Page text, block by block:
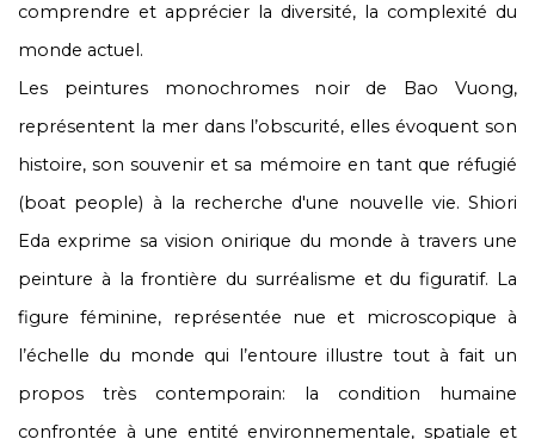
comprendre et apprécier la diversité, la complexité du
monde actuel.
Les peintures monochromes noir de Bao Vuong,
représentent la mer dans l’obscurité, elles évoquent son
histoire, son souvenir et sa mémoire en tant que réfugié
(boat people) à la recherche d'une nouvelle vie. Shiori
Eda exprime sa vision onirique du monde à travers une
peinture à la frontière du surréalisme et du figuratif. La
figure féminine, représentée nue et microscopique à
l’échelle du monde qui l’entoure illustre tout à fait un
propos très contemporain: la condition humaine
confrontée à une entité environnementale, spatiale et